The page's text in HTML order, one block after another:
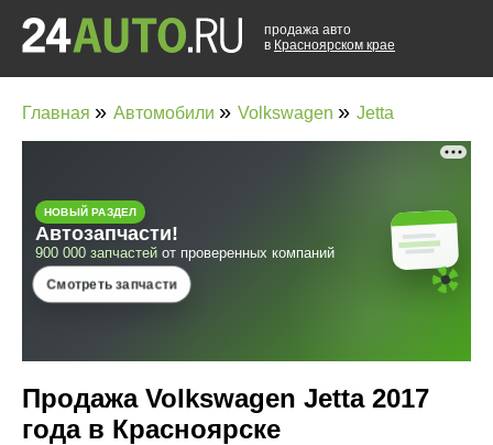
продажа авто
в Красноярском крае
Главная » Автомобили » Volkswagen » Jetta
Продажа Volkswagen Jetta 2017
года в Красноярске